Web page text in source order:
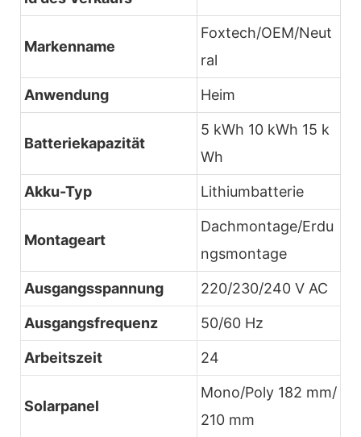
Markenname
Foxtech/OEM/Neut
ral
Anwendung Heim
Batteriekapazität
5 kWh 10 kWh 15 k
Wh
Akku-Typ Lithiumbatterie
Montageart
Dachmontage/Erdu
ngsmontage
Ausgangsspannung 220/230/240 V AC
Ausgangsfrequenz 50/60 Hz
Arbeitszeit 24
Solarpanel
Mono/Poly 182 mm/
210 mm